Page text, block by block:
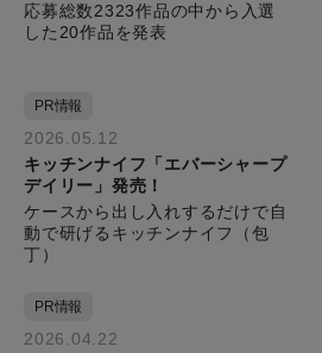
応募総数2323作品の中から入選
した20作品を発表
PR情報
2026.05.12
キッチンナイフ「エバーシャープ
デイリー」発売！
ケースから出し入れするだけで自
動で研げるキッチンナイフ（包
丁）
PR情報
2026.04.22